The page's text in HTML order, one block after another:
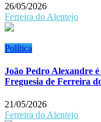
26/05/2026
Ferreira do Alentejo
Política
João Pedro Alexandre
Freguesia de Ferreira
21/05/2026
Ferreira do Alentejo